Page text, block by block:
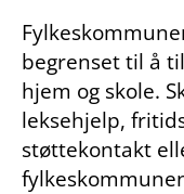
begrenset til å
hjem og skole.
leksehjelp,
støttekontakt